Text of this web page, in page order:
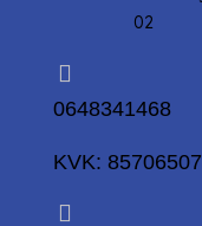
0648341468
KVK: 85706507